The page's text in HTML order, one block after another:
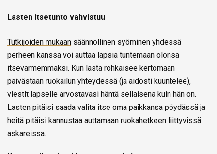
Lasten itsetunto vahvistuu
Tutkijoiden mukaan säännöllinen syöminen yhdessä
perheen kanssa voi auttaa lapsia tuntemaan olonsa
itsevarmemmaksi. Kun lasta rohkaisee kertomaan
päivästään ruokailun yhteydessä (ja aidosti kuuntelee),
viestit lapselle arvostavasi häntä sellaisena kuin hän on.
Lasten pitäisi saada valita itse oma paikkansa pöydässä ja
heitä pitäisi kannustaa auttamaan ruokahetkeen liittyvissä
askareissa.